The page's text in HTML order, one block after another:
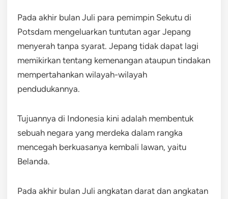
Pada akhir bulan Juli para pemimpin Sekutu di
Potsdam mengeluarkan tuntutan agar Jepang
menyerah tanpa syarat. Jepang tidak dapat lagi
memikirkan tentang kemenangan ataupun tindakan
mempertahankan wilayah-wilayah
pendudukannya.
Tujuannya di Indonesia kini adalah membentuk
sebuah negara yang merdeka dalam rangka
mencegah berkuasanya kembali lawan, yaitu
Belanda.
Pada akhir bulan Juli angkatan darat dan angkatan